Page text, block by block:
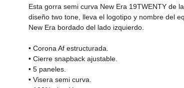
Esta gorra semi curva New Era 19TWENTY de
diseño two tone, lleva el logotipo y nombre del
New Era bordado del lado izquierdo.
• Corona Af estructurada.
• Cierre snapback ajustable.
• 5 paneles.
• Visera semi curva.